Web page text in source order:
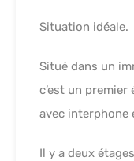
Situation idéale.
Situé dans un
c’est un premier
avec interphone
Il y a deux